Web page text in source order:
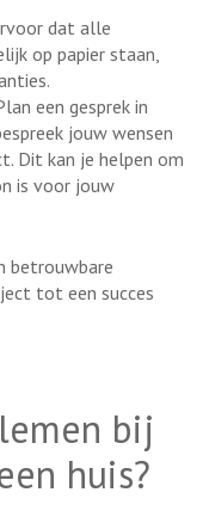
dat alle
op papier staan,
een gesprek in
jouw wensen
Dit kan je helpen om
is voor jouw
betrouwbare
tot een succes
bij
huis?